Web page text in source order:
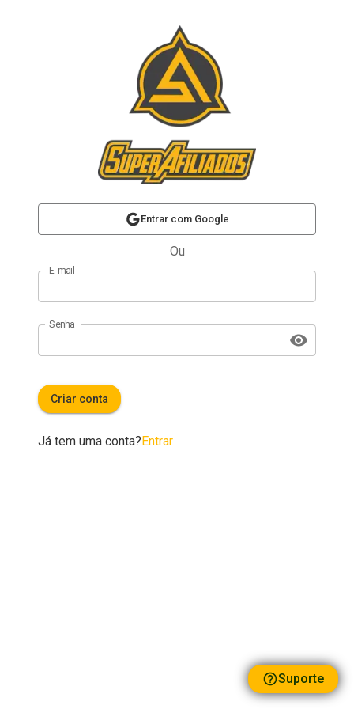
Entrar com Google
Ou
E-mail
Senha
Criar conta
Já tem uma conta? Entrar
Suporte